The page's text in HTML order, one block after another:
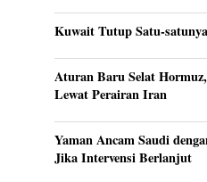
Kuwait Tutup Satu-
Aturan Baru Selat
Lewat Perairan Iran
Yaman Ancam Saudi
Jika Intervensi Berlanjut